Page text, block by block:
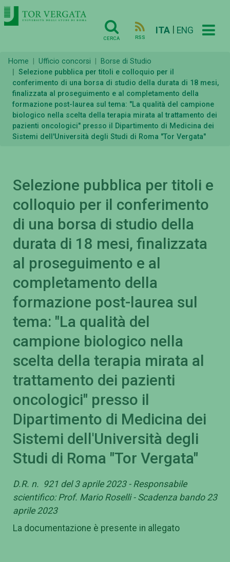
CERCA RSS
ITA ENG
Home Ufficio concorsi
Borse di Studio
Selezione pubblica per titoli e colloquio per il
conferimento di una borsa di studio della durata di 18 mesi,
finalizzata al proseguimento e al completamento della
formazione post-laurea sul tema: "La qualità del campione
biologico nella scelta della terapia mirata al trattamento dei
pazienti oncologici" presso il Dipartimento di Medicina dei
Sistemi dell'Università degli Studi di Roma "Tor Vergata"
Selezione pubblica per titoli e
colloquio per il conferimento
di una borsa di studio della
durata di 18 mesi, finalizzata
al proseguimento e al
completamento della
formazione post-laurea sul
tema: "La qualità del
campione biologico nella
scelta della terapia mirata al
trattamento dei pazienti
oncologici" presso il
Dipartimento di Medicina dei
Sistemi dell'Università degli
Studi di Roma "Tor Vergata"
D.R. n. 921 del 3 aprile 2023 - Responsabile
scientifico: Prof. Mario Roselli - Scadenza bando 23
aprile 2023
La documentazione è presente in allegato